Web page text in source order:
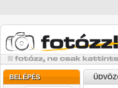
BELÉPÉS